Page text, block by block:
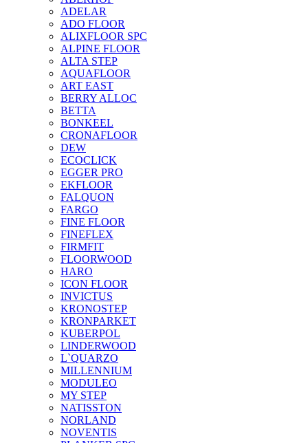
ADELAR
ADO FLOOR
ALIXFLOOR SPC
ALPINE FLOOR
ALTA STEP
AQUAFLOOR
ART EAST
BERRY ALLOC
BETTA
BONKEEL
CRONAFLOOR
DEW
ECOCLICK
EGGER PRO
EKFLOOR
FALQUON
FARGO
FINE FLOOR
FINEFLEX
FIRMFIT
FLOORWOOD
HARO
ICON FLOOR
INVICTUS
KRONOSTEP
KRONPARKET
KUBERPOL
LINDERWOOD
L`QUARZO
MILLENNIUM
MODULEO
MY STEP
NATISSTON
NORLAND
NOVENTIS